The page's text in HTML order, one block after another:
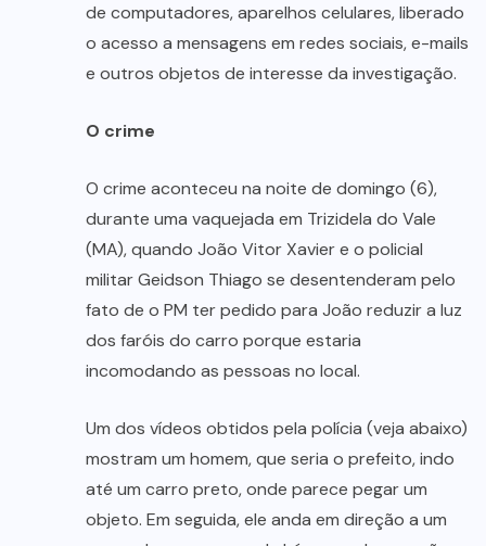
de computadores, aparelhos celulares, liberado
o acesso a mensagens em redes sociais, e-mails
e outros objetos de interesse da investigação.
O crime
O crime aconteceu na noite de domingo (6),
durante uma vaquejada em Trizidela do Vale
(MA), quando João Vitor Xavier e o policial
militar Geidson Thiago se desentenderam pelo
fato de o PM ter pedido para João reduzir a luz
dos faróis do carro porque estaria
incomodando as pessoas no local.
Um dos vídeos obtidos pela polícia (veja abaixo)
mostram um homem, que seria o prefeito, indo
até um carro preto, onde parece pegar um
objeto. Em seguida, ele anda em direção a um